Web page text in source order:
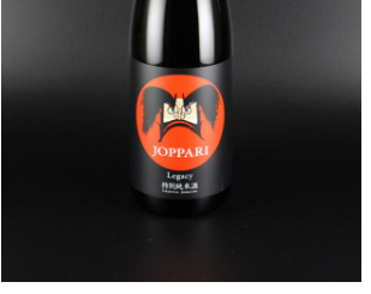
羽陽男山（山形）
豊久仁（福島）
国権（福島）
会津中将（福島）
大七（福島）
清
豊
洋